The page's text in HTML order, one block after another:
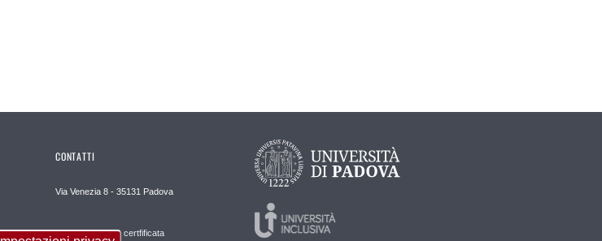
CONTATTI
Via Venezia 8 - 35131 Padova
Posta elettronica certfificata